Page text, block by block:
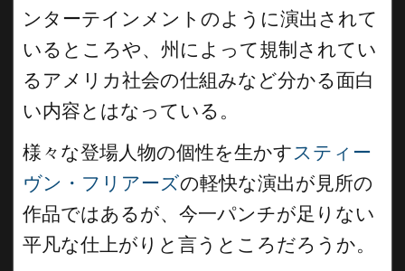
ンターテインメントのように演出されて
いるところや、州によって規制されてい
るアメリカ社会の仕組みなど分かる面白
い内容とはなっている。
様々な登場人物の個性を生かすスティー
ヴン・フリアーズの軽快な演出が見所の
作品ではあるが、今一パンチが足りない
平凡な仕上がりと言うところだろうか。